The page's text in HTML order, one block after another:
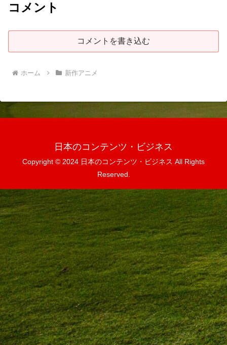
コメント
コメントを書き込む
ホーム 新作アニメ
日本のコンテンツ・ビジネス
Copyright © 2024 日本のコンテンツ・ビジネス All Rights
Reserved.